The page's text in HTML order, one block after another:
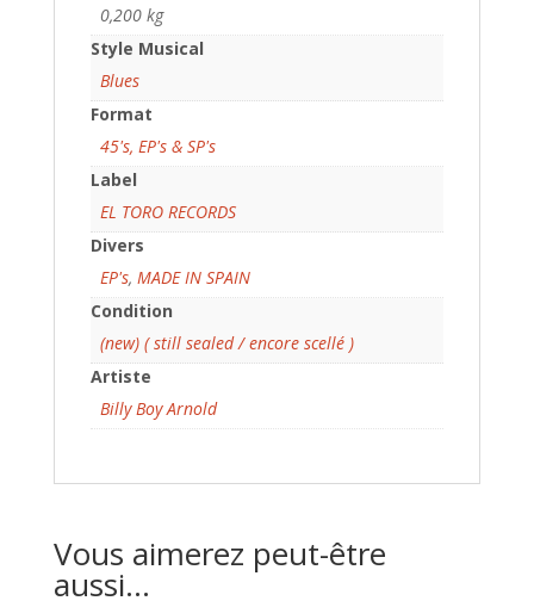
0,200 kg
Style Musical
Blues
Format
45's, EP's & SP's
Label
EL TORO RECORDS
Divers
EP's, MADE IN SPAIN
Condition
(new) ( still sealed / encore scellé )
Artiste
Billy Boy Arnold
Vous aimerez peut-être
aussi…